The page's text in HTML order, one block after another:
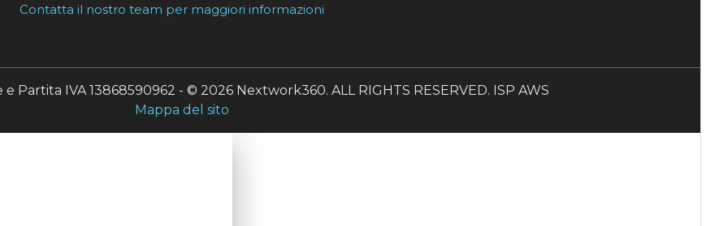
Contatta il nostro team per maggiori informazioni
Partita IVA 13868590962 - © 2026 Nextwork360. ALL RIGHTS RESERVED. ISP AWS
Mappa del sito